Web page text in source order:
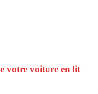
votre voiture en lit